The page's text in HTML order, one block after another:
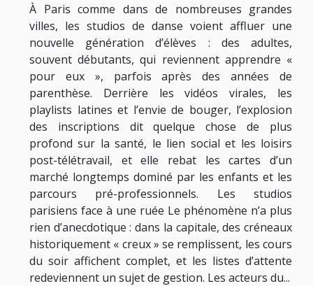
À Paris comme dans de nombreuses grandes
villes, les studios de danse voient affluer une
nouvelle génération d’élèves : des adultes,
souvent débutants, qui reviennent apprendre «
pour eux », parfois après des années de
parenthèse. Derrière les vidéos virales, les
playlists latines et l’envie de bouger, l’explosion
des inscriptions dit quelque chose de plus
profond sur la santé, le lien social et les loisirs
post-télétravail, et elle rebat les cartes d’un
marché longtemps dominé par les enfants et les
parcours pré-professionnels. Les studios
parisiens face à une ruée Le phénomène n’a plus
rien d’anecdotique : dans la capitale, des créneaux
historiquement « creux » se remplissent, les cours
du soir affichent complet, et les listes d’attente
redeviennent un sujet de gestion. Les acteurs du...